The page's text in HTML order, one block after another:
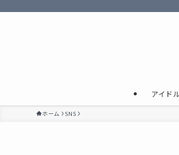
アイド
ホーム SNS